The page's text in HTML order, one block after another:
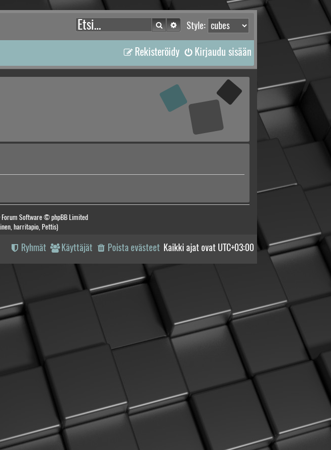
Style:
Etsi Tarkennettu haku
Kirjaudu sisään
Rekisteröidy
Software © phpBB Limited
harritapio, Pettis)
Kaikki ajat ovat UTC+03:00
Poista evästeet
Käyttäjät
Ryhmät